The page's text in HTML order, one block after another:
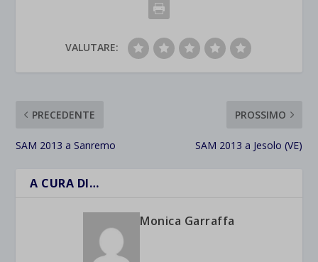
VALUTARE:
PRECEDENTE
SAM 2013 a Sanremo
PROSSIMO
SAM 2013 a Jesolo (VE)
A CURA DI…
Monica Garraffa